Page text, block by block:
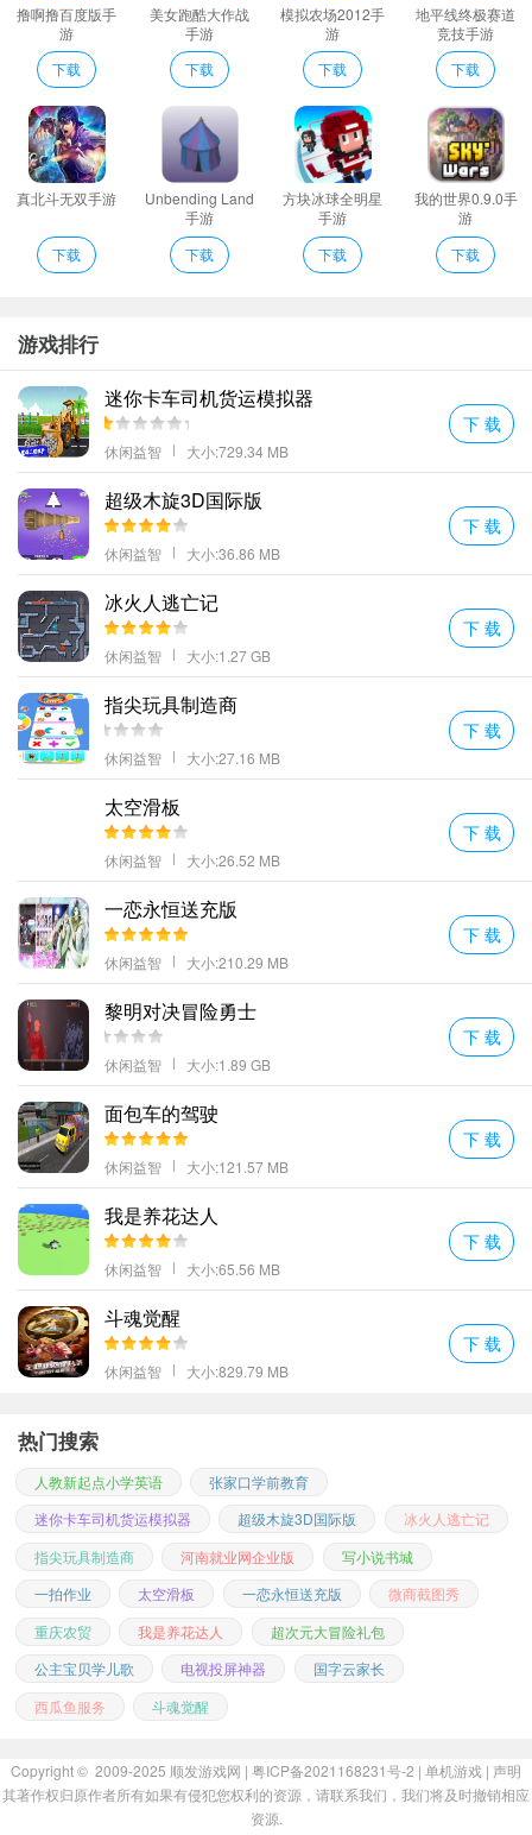
6、狙击手战士幽灵手游一款非常实用的射击类游戏。根据PC端同
名狙击移植过来的能够让你们在其中扮演狙击手在各种复杂的情况
下完成各种的击杀目标。
7、Snixio游戏是一款画风非常简单的贪吃蛇玩法手游在这款Snixio
游戏中你可以选择任意皮肤的贪吃蛇从小蛇不断吞噬变成大蛇生存
到最后你才能胜利。
Snix io点评
你可以通过完成任务来获取大量的奖金使用这些奖金来升级你的英
雄或者是为他们配备更好的装备。
利用场景地图中的地形去开始战斗可以轻松消灭敌人去过关;
解锁和升级现代专业设备：狙击步枪弹药伪装和特殊设备。与你的
朋友结盟创造一个势不可挡的队伍!导致他们排行榜的榜首打败其他
球队赢得了地区的统治模式。
Snix io亮点
自由的冒险和战斗你的目标可以由你自己来决定看看到底要用什么
方法；
操作非常简单但是激烈的枪战和生存竞争却给玩家们带来了无限的
乐趣。
解锁更好的武器帮助你完成更激烈的挑战赢得胜利获取更多奖励。
黏黏大盗一款经典怀旧风格冒险游戏。游戏采用经典的复古像素风
格简单有趣的冒险闯关玩法玩家只需控制角色不断闯关避过所有障
碍物找到宝物即可非常精彩！
盟友与朋友创建一个不可阻挡的SQUAD！带领他们到领先榜首位击
可以培养玩家的战略意识和战略思维让玩家更好地理解军事行动。
更多好玩的手游，请持续关注顺发游戏网
撸啊撸百度版手
游
下载
美女跑酷大作战
手游
下载
模拟农场2012手
游
下载
地平线终极赛道
竞技手游
下载
真北斗无双手游
下载
Unbending Land
手游
下载
方块冰球全明星
手游
下载
我的世界0.9.0手
游
下载
游戏排行
迷你卡车司机货运模拟器
休闲益智 大小:729.34 MB
下 载
超级木旋3D国际版
休闲益智 大小:36.86 MB
下 载
冰火人逃亡记
休闲益智 大小:1.27 GB
下 载
指尖玩具制造商
休闲益智 大小:27.16 MB
下 载
太空滑板
休闲益智 大小:26.52 MB
下 载
一恋永恒送充版
休闲益智 大小:210.29 MB
下 载
黎明对决冒险勇士
休闲益智 大小:1.89 GB
下 载
面包车的驾驶
休闲益智 大小:121.57 MB
下 载
我是养花达人
休闲益智 大小:65.56 MB
下 载
斗魂觉醒
休闲益智 大小:829.79 MB
下 载
热门搜索
人教新起点小学英语
张家口学前教育
迷你卡车司机货运模拟器
超级木旋3D国际版
冰火人逃亡记
指尖玩具制造商
河南就业网企业版
写小说书城
一拍作业
太空滑板 一恋永恒送充版
微商截图秀
重庆农贸
我是养花达人
超次元大冒险礼包
公主宝贝学儿歌
电视投屏神器
国字云家长
西瓜鱼服务
斗魂觉醒
Copyright © 2009-2025 顺发游戏网 | 粤ICP备2021168231号-2 | 单机游戏 | 声明
其著作权归原作者所有如果有侵犯您权利的资源，请联系我们，我们将及时撤销相应
资源.